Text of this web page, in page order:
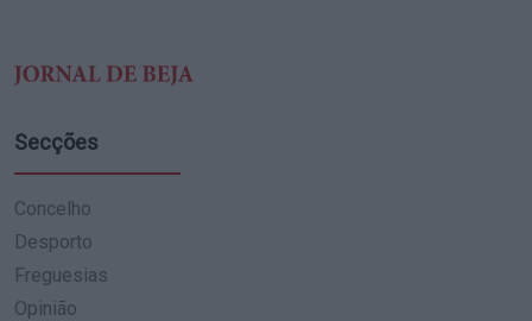
Secções
Concelho
Desporto
Freguesias
Opinião